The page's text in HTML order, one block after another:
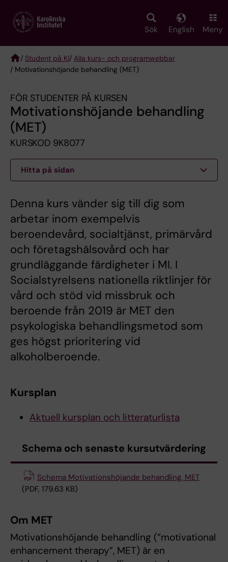
main
Sök English Meny
Breadcrumb
/ Student på KI/ Alla kurs- och programwebbar
/ Motivationshöjande behandling (MET)
FÖR STUDENTER PÅ KURSEN
Motivationshöjande behandling
(MET)
KURSKOD 9K8077
Hitta på sidan
Denna kurs vänder sig till dig som
arbetar inom exempelvis
beroendevård, socialtjänst, primärvård
och företagshälsovård och har
grundläggande färdigheter i MI. I
Socialstyrelsens nationella riktlinjer för
vård och stöd vid missbruk och
beroende från 2019 är MET den
psykologiska behandlingsmetod som
ges högst prioritering vid
alkoholberoende.
Kursplan
Aktuell kursplan och litteraturlista
Schema och senaste kursutvärdering
Schema Motivationshöjande behandling, MET
(PDF, 179.63 KB)
Om MET
Motivationshöjande behandling (”motivational
enhancement therapy”, MET) är en